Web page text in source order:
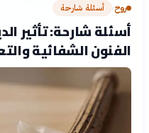
روح› أسئلة شارحة
أسئلة شارحة: تأثير
الفنون الشفائية